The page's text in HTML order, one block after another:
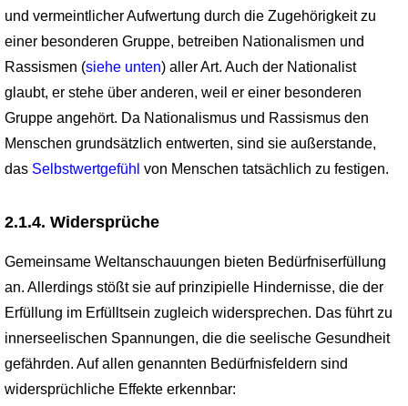
und vermeintlicher Auf­wertung durch die Zugehörigkeit zu
einer besonderen Gruppe, betreiben Nationalismen und
Rassismen (siehe unten) aller Art. Auch der Nationalist
glaubt, er stehe über anderen, weil er einer besonderen
Gruppe angehört. Da Nationalismus und Rassismus den
Menschen grundsätzlich entwerten, sind sie außerstande,
das Selbstwertgefühl von Menschen tatsächlich zu festigen.
2.1.4. Widersprüche
Gemeinsame Weltanschauungen bieten Bedürfniserfüllung
an. Allerdings stößt sie auf prinzipielle Hindernisse, die der
Erfüllung im Erfülltsein zugleich widersprechen. Das führt zu
innerseelischen Spannungen, die die seelische Gesundheit
gefährden. Auf allen genannten Bedürfnisfeldern sind
widersprüchliche Effekte erkennbar: